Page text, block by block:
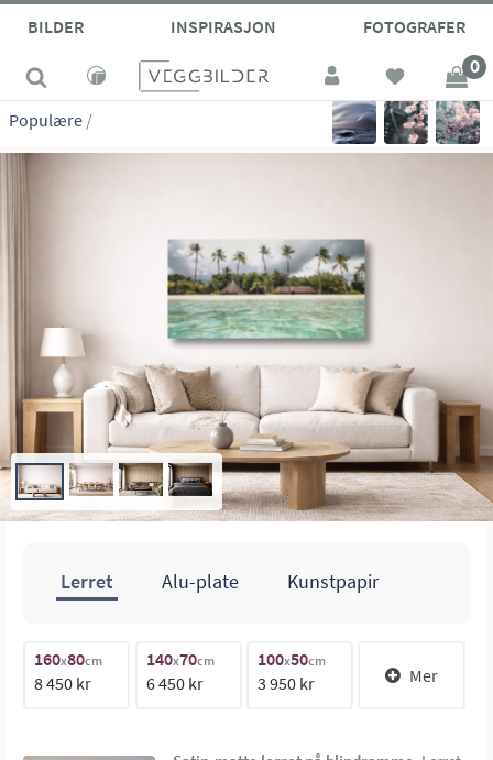
BILDER INSPIRASJON FOTOGRAFER
0
Populære /
Lerret Alu-plate Kunstpapir
160x80cm
8 450 kr
140x70cm
6 450 kr
100x50cm
3 950 kr Mer